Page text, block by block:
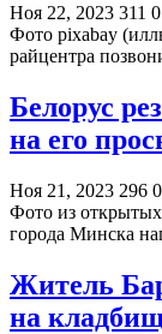
Ноя 22, 2023 311 0
Фото pixabay
райцентра
Белорус
на его
Ноя 21, 2023 296 0
Фото из
города Минска
Житель
на